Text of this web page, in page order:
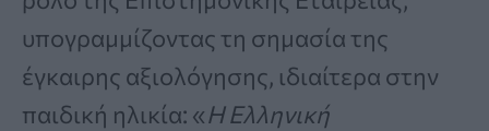
υπογραμμίζοντας τη σημασία της
έγκαιρης αξιολόγησης, ιδιαίτερα στην
παιδική ηλικία: «Η Ελληνική